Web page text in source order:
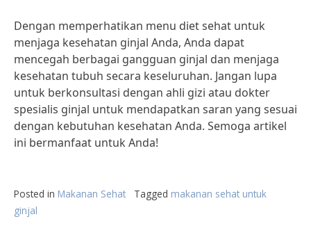
Dengan memperhatikan menu diet sehat untuk
menjaga kesehatan ginjal Anda, Anda dapat
mencegah berbagai gangguan ginjal dan menjaga
kesehatan tubuh secara keseluruhan. Jangan lupa
untuk berkonsultasi dengan ahli gizi atau dokter
spesialis ginjal untuk mendapatkan saran yang sesuai
dengan kebutuhan kesehatan Anda. Semoga artikel
ini bermanfaat untuk Anda!
Posted in Makanan Sehat Tagged makanan sehat untuk
ginjal